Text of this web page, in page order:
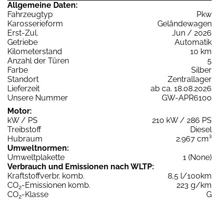
Allgemeine Daten:
Fahrzeugtyp
Pkw
Karosserieform
Geländewagen
Erst-Zul.
Jun / 2026
Getriebe
Automatik
Kilometerstand
10 km
Anzahl der Türen
5
Farbe
Silber
Standort
Zentrallager
Lieferzeit
ab ca. 18.08.2026
Unsere Nummer
GW-APR6100
Motor:
kW / PS
210 kW / 286 PS
Treibstoff
Diesel
Hubraum
2.967 cm³
Umweltnormen:
Umweltplakette
1 (None)
Verbrauch und Emissionen nach WLTP:
Kraftstoffverbr. komb.
8,5 l/100km
CO2-Emissionen komb.
223 g/km
CO2-Klasse
G